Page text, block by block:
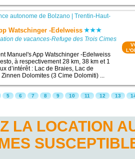
autonome de Bolzano |Trentin-Haut-
Watschinger -Edelweiss
de vacances-Refuge des Trois Cimes
Manuel's App Watschinger -Edelweiss
à respectivement 28 km, 38 km et 1
d’intérêt : Lac de Braies, Lac de
Zinnen Dolomites (3 Cime Dolomiti) ...
5 6 7 8 9 10 11 12 13
LA LOCATION